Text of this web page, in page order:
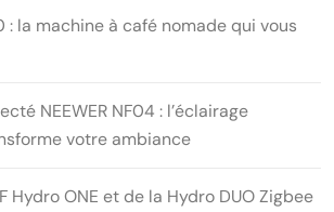
: la machine à café nomade qui vous
NEEWER NF04 : l’éclairage
votre ambiance
Hydro ONE et de la Hydro DUO Zigbee